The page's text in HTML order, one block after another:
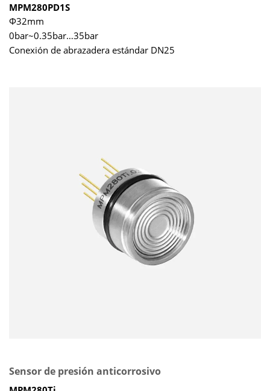
MPM280PD1S
Φ32mm
0bar~0.35bar…35bar
Conexión de abrazadera estándar DN25
Sensor de presión anticorrosivo